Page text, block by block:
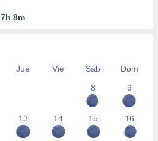
7h 8m
Jue Vie Sáb
Dom
8
9
13 14 15 16